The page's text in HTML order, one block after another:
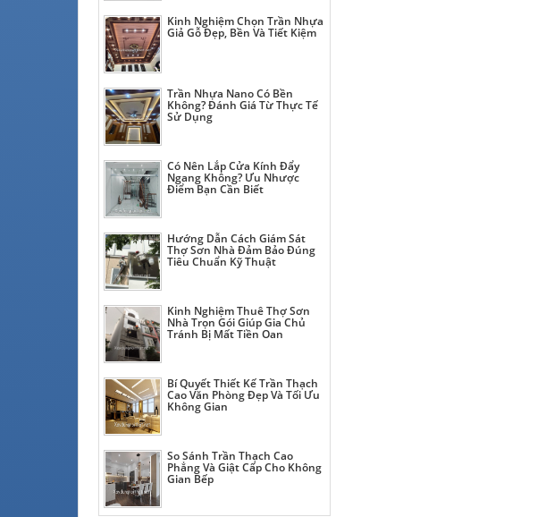
Kinh Nghiệm Chọn Trần Nhựa
Giả Gỗ Đẹp, Bền Và Tiết Kiệm
Trần Nhựa Nano Có Bền
Không? Đánh Giá Từ Thực Tế
Sử Dụng
Có Nên Lắp Cửa Kính Đẩy
Ngang Không? Ưu Nhược
Điểm Bạn Cần Biết
Hướng Dẫn Cách Giám Sát
Thợ Sơn Nhà Đảm Bảo Đúng
Tiêu Chuẩn Kỹ Thuật
Kinh Nghiệm Thuê Thợ Sơn
Nhà Trọn Gói Giúp Gia Chủ
Tránh Bị Mất Tiền Oan
Bí Quyết Thiết Kế Trần Thạch
Cao Văn Phòng Đẹp Và Tối Ưu
Không Gian
So Sánh Trần Thạch Cao
Phẳng Và Giật Cấp Cho Không
Gian Bếp